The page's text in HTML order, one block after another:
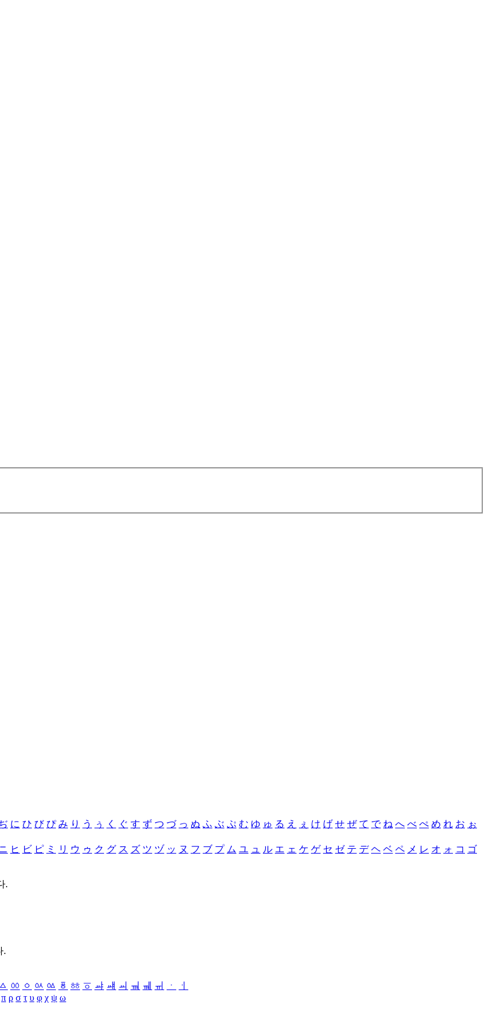
に ひ び ぴ み り う ぅ く ぐ す ず つ づ っ ぬ ふ ぶ ぷ む ゆ ゅ る え ぇ け げ せ ぜ て で ね へ べ ぺ め れ お ぉ
ヒ ビ ピ ミ リ ウ ゥ ク グ ス ズ ツ ヅ ッ ヌ フ ブ プ ム ユ ュ ル エ ェ ケ ゲ セ ゼ テ デ ヘ ベ ペ メ レ オ ォ コ ゴ
.
.
ㅿ ㆀ ㆁ ㆂ ㆃ ㆄ ㆅ ㆆ ㆇ ㆈ ㆉ ㆊ ㆋ ㆌ ㆍ
ㆎ
π ρ σ τ υ φ χ ψ ω